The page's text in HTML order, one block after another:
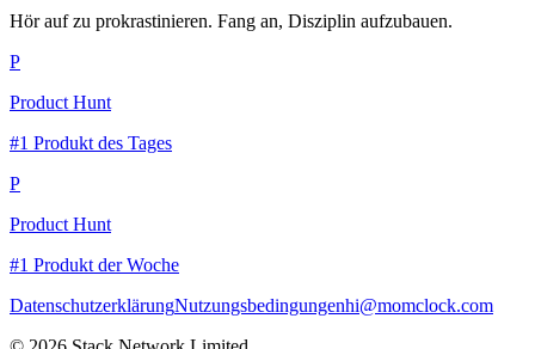
Hör auf zu prokrastinieren. Fang an, Disziplin aufzubauen.
P
Product Hunt
#1 Produkt des Tages
P
Product Hunt
#1 Produkt der Woche
DatenschutzerklärungNutzungsbedingungenhi@momclock.com